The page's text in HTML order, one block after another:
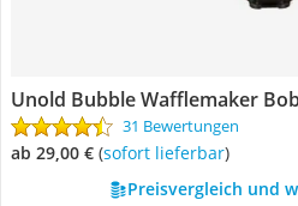
Unold Bubble Wafflemaker
31 Bewertungen
ab 29,00 € ( Sofort lieferbar)
Preisvergleich und